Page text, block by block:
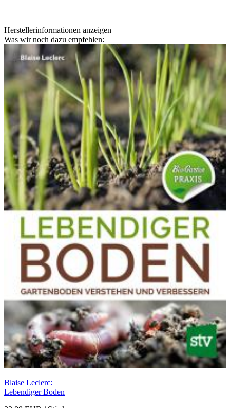
Herstellerinformationen anzeigen
Was wir noch dazu empfehlen:
Blaise Leclerc:
Lebendiger Boden